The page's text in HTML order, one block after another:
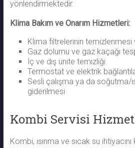
yönlendirmektedir.
Klima Bakım ve Onarım Hizmetleri:
Klima filtrelerinin temizlenmesi
Gaz dolumu ve gaz kaçağı
İç ve dış ünite temizliği
Termostat ve elektrik
Sesli çalışma ya da soğutma/
giderilmesi
Kombi Servisi
Kombi, ısınma ve sıcak su